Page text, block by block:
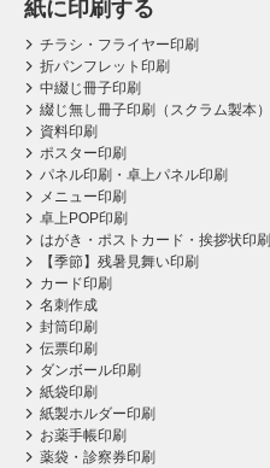
紙に印刷する
チラシ・フライヤー印刷
折パンフレット印刷
中綴じ冊子印刷
綴じ無し冊子印刷（スクラム製本）
資料印刷
ポスター印刷
パネル印刷・卓上パネル印刷
メニュー印刷
卓上POP印刷
はがき・ポストカード・挨拶状印刷
【季節】残暑見舞い印刷
カード印刷
名刺作成
封筒印刷
伝票印刷
ダンボール印刷
紙袋印刷
紙製ホルダー印刷
お薬手帳印刷
薬袋・診察券印刷